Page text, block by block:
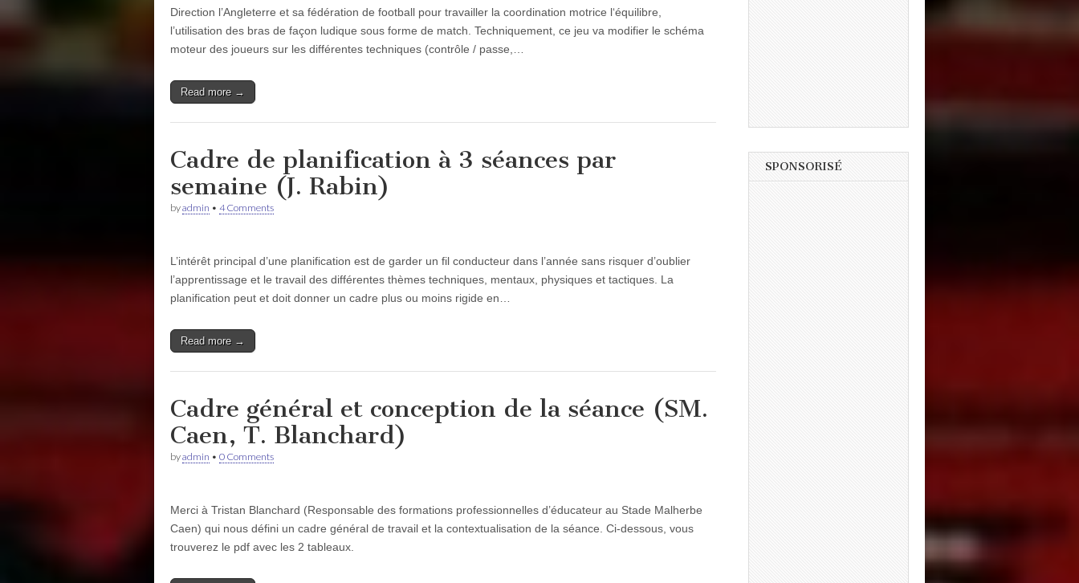
Direction l’Angleterre et sa fédération de football pour travailler la coordination motrice l‘équilibre,
l’utilisation des bras de façon ludique sous forme de match. Techniquement, ce jeu va modifier le schéma
moteur des joueurs sur les différentes techniques (contrôle / passe,…
Read more →
Cadre de planification à 3 séances par
semaine (J. Rabin)
byadmin • 4 Comments
L’intérêt principal d’une planification est de garder un fil conducteur dans l’année sans risquer d’oublier
l’apprentissage et le travail des différentes thèmes techniques, mentaux, physiques et tactiques. La
planification peut et doit donner un cadre plus ou moins rigide en…
Read more →
Cadre général et conception de la séance (SM.
Caen, T. Blanchard)
byadmin • 0 Comments
Merci à Tristan Blanchard (Responsable des formations professionnelles d’éducateur au Stade Malherbe
Caen) qui nous défini un cadre général de travail et la contextualisation de la séance. Ci-dessous, vous
trouverez le pdf avec les 2 tableaux.
SPONSORISÉ